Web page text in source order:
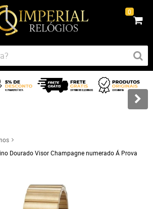
0
Dourado Visor Champagne numerado Á Prova